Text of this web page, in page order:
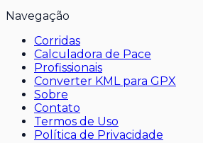
Navegação
Corridas
Calculadora de Pace
Profissionais
Converter KML para GPX
Sobre
Contato
Termos de Uso
Política de Privacidade